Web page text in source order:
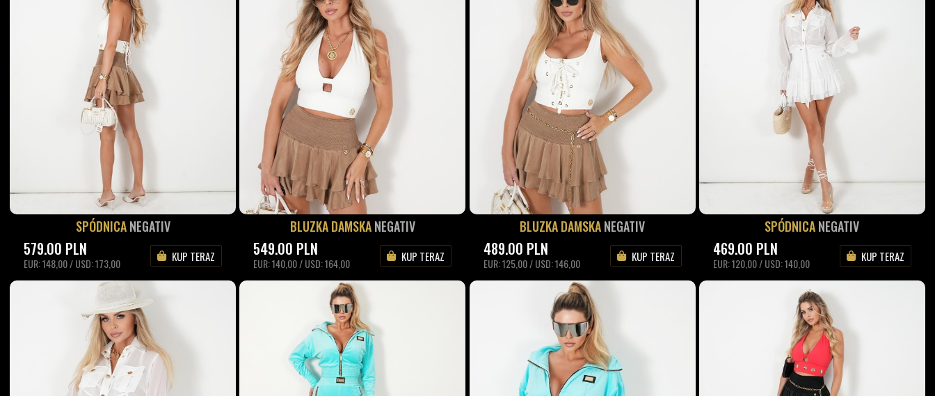
SPÓDNICANEGATIV
579.00 PLN
EUR: 148,00 / USD: 173,00 KUP TERAZ
BLUZKA DAMSKANEGATIV
549.00 PLN
EUR: 140,00 / USD: 164,00 KUP TERAZ
BLUZKA DAMSKANEGATIV
489.00 PLN
EUR: 125,00 / USD: 146,00 KUP TERAZ
SPÓDNICANEGATIV
469.00 PLN
EUR: 120,00 / USD: 140,00 KUP TERAZ